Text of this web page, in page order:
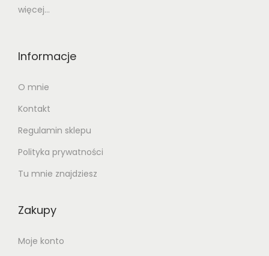
więcej...
Informacje
O mnie
Kontakt
Regulamin sklepu
Polityka prywatności
Tu mnie znajdziesz
Zakupy
Moje konto